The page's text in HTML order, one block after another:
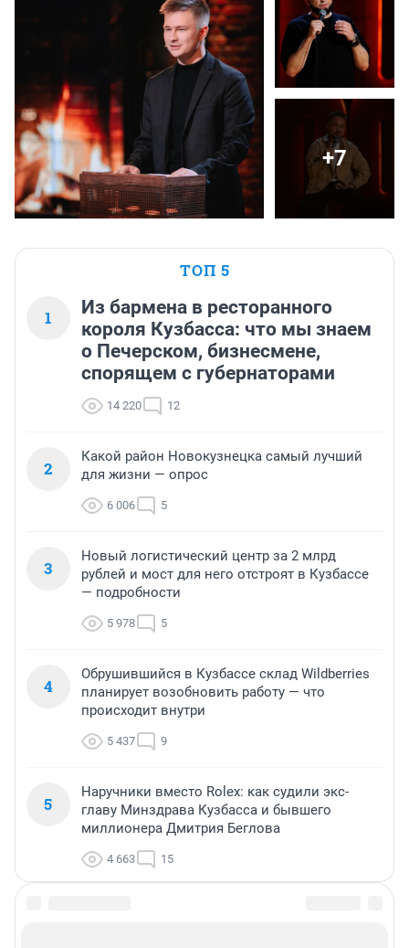
+7
ТОП 5
1
Из бармена в ресторанного
короля Кузбасса: что мы знаем
о Печерском, бизнесмене,
спорящем с губернаторами
14 220 12
2
Какой район Новокузнецка самый лучший
для жизни — опрос
6 006 5
3
Новый логистический центр за 2 млрд
рублей и мост для него отстроят в Кузбассе
— подробности
5 978 5
4
Обрушившийся в Кузбассе склад Wildberries
планирует возобновить работу — что
происходит внутри
5 437 9
5
Наручники вместо Rolex: как судили экс-
главу Минздрава Кузбасса и бывшего
миллионера Дмитрия Беглова
4 663 15